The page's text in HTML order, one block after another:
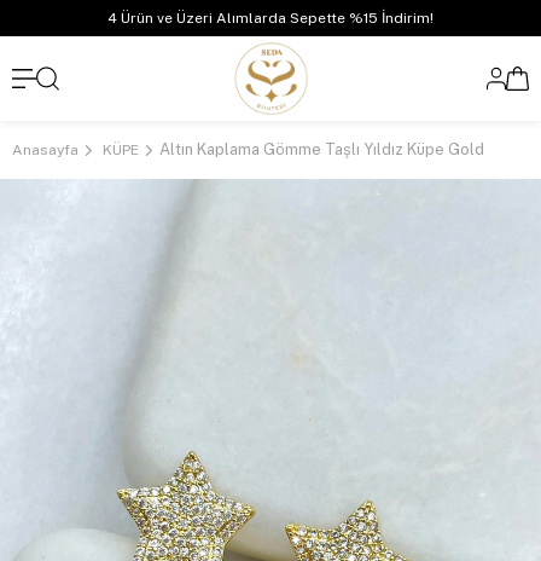
4 Ürün ve Üzeri Alımlarda Sepette %15 İndirim!
Anasayfa KÜPE Altın Kaplama Gömme Taşlı Yıldız Küpe Gold